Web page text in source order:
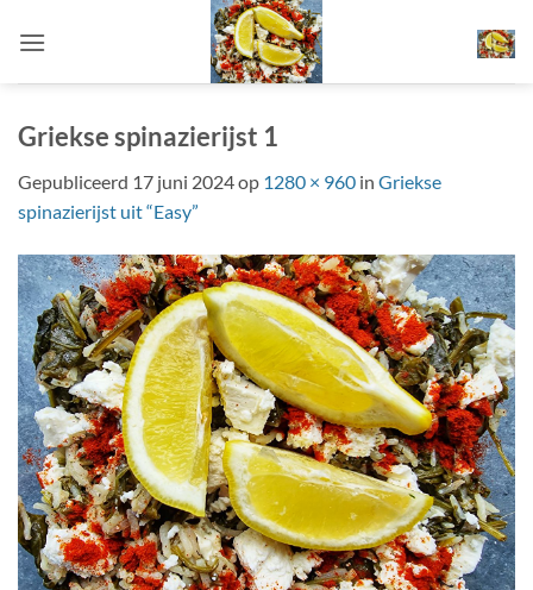
naar
Griekse spinazierijst 1
Gepubliceerd 17 juni 2024op 1280 × 960 in Griekse
spinazierijst uit “Easy”